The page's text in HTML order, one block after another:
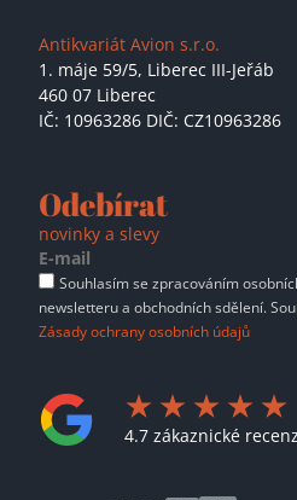
Antikvariát Avion s.r.o.
1. máje 59/5, Liberec III-Jeřáb
460 07 Liberec
IČ: 10963286 DIČ: CZ10963286
Odebírat
novinky a slevy
Souhlasím se zpracováním
newsletteru a obchodních sdělení.
Zásady ochrany osobních údajů
4.7 zákaznické